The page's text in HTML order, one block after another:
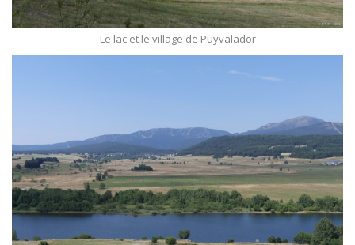
Le lac et le village de Puyvalador